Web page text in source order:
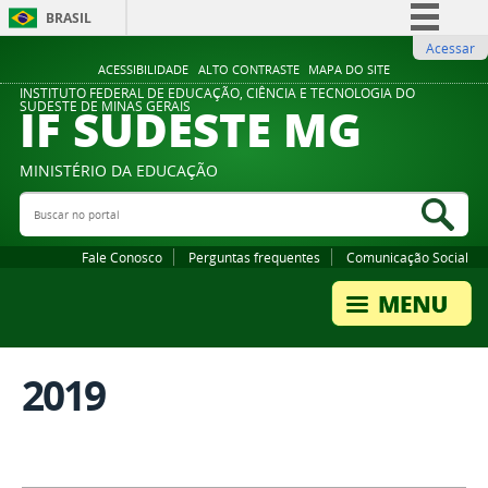
ACESSIBILIDADE ALTO CONTRASTE MAPA DO SITE
BRASIL
Comunica BR
Participe
Legislação
Acessar
INSTITUTO FEDERAL DE EDUCAÇÃO, CIÊNCIA E TECNOLOGIA DO
SUDESTE DE MINAS GERAIS
IF SUDESTE MG
MINISTÉRIO DA EDUCAÇÃO
Buscar no portal
Fale Conosco Perguntas frequentes Comunicação Social
2019